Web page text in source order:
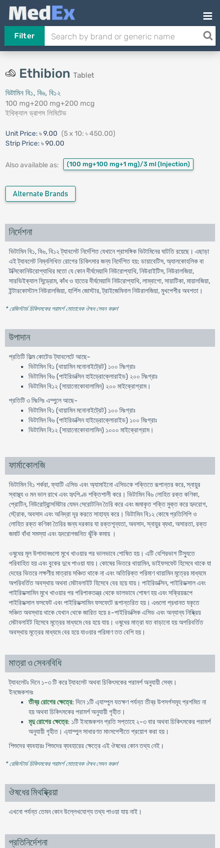
Filter
Ethibion Tablet
ভিটামিন বি১, বি৬, বি১২
100 mg+200 mg+200 mcg
ইথিক্যাল ড্রাগস লিমিটেড
Unit Price: ৳ 9.00 (5 x 10: ৳ 450.00)
Strip Price: ৳ 90.00
Also available as: (100 mg+100 mg+1 mg)/3 ml (Injection)
Alternate Brands
নির্দেশনা
ভিটামিন বি১, বি৬, বি১২ ট্যাবলেট নির্দেশিত যেখানে প্রাসঙ্গিক ভিটামিনের ঘাটতি রয়েছে। এছাড়া
এই ট্যাবলেট নিম্নলিখিত রোগের চিকিৎসার জন্য নির্দেশিত হয়: ডায়াবেটিস, অ্যালকোহলিক বা
টক্সিকোনিউরোপ্যাথির মতো যে কোন দীর্ঘমেয়াদি নিউরোপ্যাথি, নিউরাইটিস, নিউরালজিয়া,
সারভিইক্যাল সিন্ড্রোম, কাঁধ ও হাতের দীর্ঘমেয়াদি নিউরোপ্যাথি, লাম্বাগো, সায়াটিকা, মায়ালজিয়া,
ইন্টারকোস্টাল নিউরালজিয়া, হার্পিস জোস্টার, ট্রাইজেমিনাল নিউরালজিয়া, মুখপেশীর অবশতা।
* রেজিস্টার্ড চিকিৎসকের পরামর্শ মোতাবেক ঔষধ সেবন করুন'
উপাদান
প্রতিটি ফিল্ম কোটেড ট্যাবলেটে আছে-
ভিটামিন বি১ (থায়ামিন মনোনাইট্রেট) ১০০ মিঃগ্রাঃ
ভিটামিন বি৬ (পাইরিডক্সিন হাইড্রোক্লোরাইড) ২০০ মিঃগ্রাঃ
ভিটামিন বি১২ (সায়ানোকোবালামিন) ২০০ মাইক্রোগ্রাম।
প্রতিটি ৩ মিঃলিঃ এম্পুলে আছে-
ভিটামিন বি১ (থায়ামিন মনোনাইট্রেট) ১০০ মিঃগ্রাঃ
ভিটামিন বি৬ (পাইরিডক্সিন হাইড্রোক্লোরাইড) ১০০ মিঃগ্রাঃ
ভিটামিন বি১২ (সায়ানোকোবালামিন) ১০০০ মাইক্রোগ্রাম।
ফার্মাকোলজি
ভিটামিন বি১ শর্করা, ফ্যাটি এসিড এবং অ্যামাইনো এসিডকে শক্তিতে রূপান্তর করে, স্নায়ুর
স্বাস্থ্য ও মন ভাল রাখে এবং হৃৎপিণ্ড শক্তিশালী করে। ভিটামিন বি৬ লোহিত রক্ত কণিকা,
প্রোটিন, নিউরোট্রান্সমিটার যেমন সেরোটনিন তৈরি করে এবং জমাকৃত শক্তি মুক্ত করে হৃদরোগ,
স্ট্রোক, অবসাদ এবং অনিদ্রা দূর করতে সাহায্য করে। ভিটামিন বি১২ কোষে প্রতিলিপি ও
লোহিত রক্ত কণিকা তৈরির জন্য দরকার যা রক্তশূন্যতা, অবসাদ, স্নায়ুর ব্যথা, অসারতা, রক্ত
জমাট বাঁধা সমস্যা এবং হৃদরোগজনিত ঝুঁকি কমায় ।
ওষুধের মূল উপাদানগুলো মুখে খাওয়ার পর ভালভাবে শোষিত হয়। এটি বেশিরভাগ টিস্যুতে
পরিবাহিত হয় এবং বুকের দুধে পাওয়া যায়। কোষের ভিতরে থায়ামিন, ডাইফসফেট হিসেবে থাকে যা
দেহের ভিতরে লক্ষণীয় মাত্রায় সঞ্চিত থাকে না এবং অতিরিক্ত পরিমাণ থায়ামিন মূত্রের মাধ্যমে
অপরিবর্তিত অবস্থায় অথবা মেটাবলাইট হিসেবে বের হয়ে যায়। পাইরিডক্সিন, পাইরিডক্সাল এবং
পাইরিডক্সামিন মুখে খাওয়ার পর পরিপাকতন্ত্র থেকে ভালভাবে শোষণ হয় এবং সক্রিয়রূপে
পাইরিডক্সাল ফসফেট এবং পাইরিডক্সামিন ফসফেটে রূপান্তরিত হয়। এগুলো প্রধানত যকৃতে
সঞ্চিত অবস্থায় থাকে যেখান থেকে জারিত হয়ে ৪-পাইরিডক্সিক এসিড এবং অন্যান্য নিষ্ক্রিয়
মেটাবলাইট হিসেবে মূত্রের মাধ্যমে বের হয়ে যায়। ওষুধের মাত্রা যত বাড়ানো হয় অপরিবর্তিত
অবস্থায় মূত্রের মাধ্যমে বের হয়ে যাওয়ার পরিমাণ তত বেশি হয়।
মাত্রা ও সেবনবিধি
ট্যাবলেটঃ দিনে ১-৩ টি করে ট্যাবলেট অথবা চিকিৎসকের পরামর্শ অনুযায়ী সেব্য।
ইনজেকশনঃ
তীব্র রোগের ক্ষেত্রে: দিনে ১টি এ্যাম্পুল যতক্ষণ পর্যন্ত তীব্র উপসর্গসমূহ প্রশমিত না
হয় অথবা চিকিৎসকের পরামর্শ অনুযায়ী গৃহীত।
মৃদু রোগের ক্ষেত্রে: ১টি ইনজেকশন প্রতি সপ্তাহে ২-৩ বার অথবা চিকিৎসকের পরামর্শ
অনুযায়ী গৃহীত। এ্যাম্পুল সাধারণত মাংসপেশীতে প্রয়োগ করা হয়।
শিশুদের ব্যবহারঃ শিশুদের ব্যবহারের ক্ষেত্রে এই ঔষধের কোন তথ্য নেই।
* রেজিস্টার্ড চিকিৎসকের পরামর্শ মোতাবেক ঔষধ সেবন করুন'
ঔষধের মিথষ্ক্রিয়া
এখনো পর্যন্ত তেমন কোন উল্লেখযোগ্য তথ্য পাওয়া যায় নাই।
প্রতিনির্দেশনা